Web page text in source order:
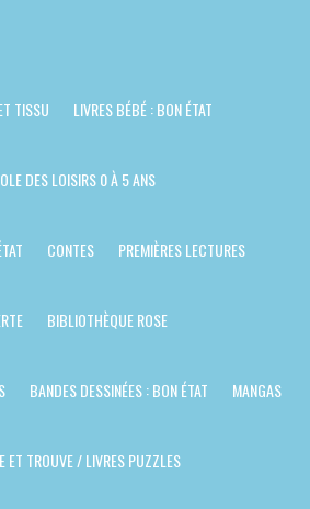
TISSU LIVRES BÉBÉ : BON ÉTAT
DES LOISIRS 0 À 5 ANS
CONTES PREMIÈRES LECTURES
BIBLIOTHÈQUE ROSE
BANDES DESSINÉES : BON ÉTAT MANGAS
ET TROUVE / LIVRES PUZZLES